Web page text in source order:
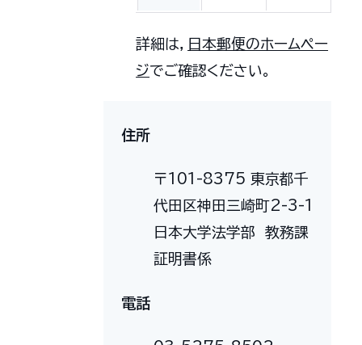
詳細は， 日本郵便のホームペー
ジでご確認ください。
住所
〒101-8375 東京都千
代田区神田三崎町2-3-1
日本大学法学部 教務課
証明書係
電話